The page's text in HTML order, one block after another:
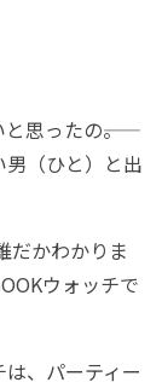
思ったの――。
（ひと）と出
だかわかりま
ウォッチで
、パーティー